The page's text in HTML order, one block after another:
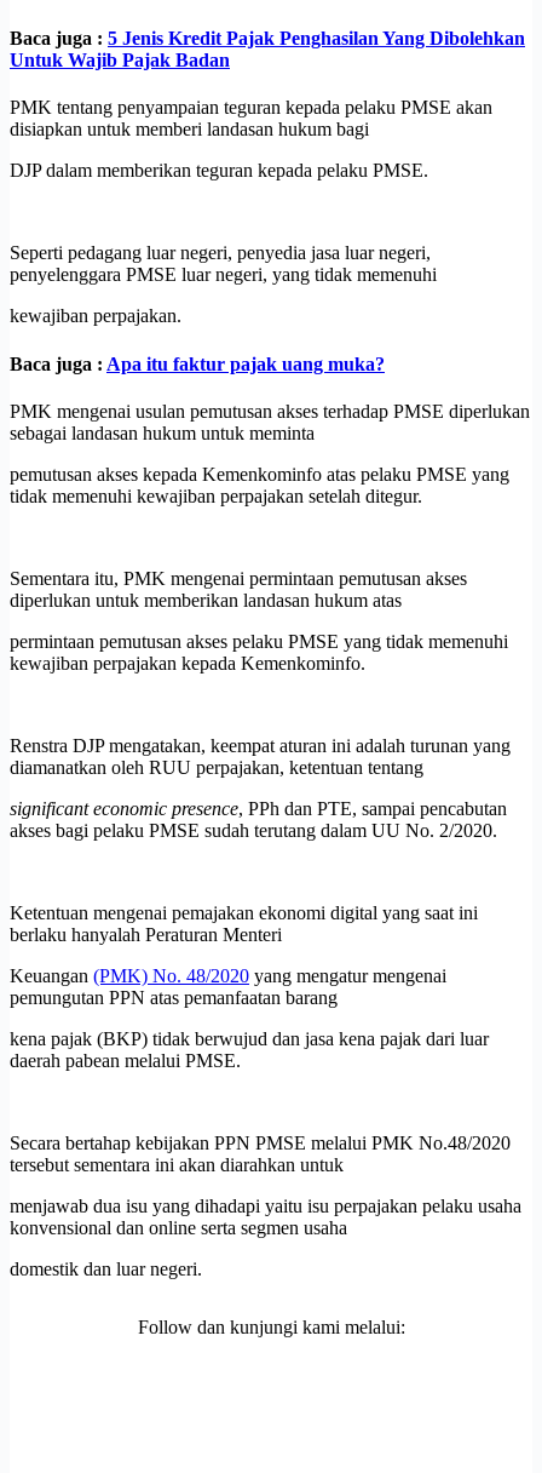
Baca juga : 5 Jenis Kredit Pajak Penghasilan Yang Dibolehkan
Untuk Wajib Pajak Badan
PMK tentang penyampaian teguran kepada pelaku PMSE akan
disiapkan untuk memberi landasan hukum bagi
DJP dalam memberikan teguran kepada pelaku PMSE.
Seperti pedagang luar negeri, penyedia jasa luar negeri,
penyelenggara PMSE luar negeri, yang tidak memenuhi
kewajiban perpajakan.
Baca juga : Apa itu faktur pajak uang muka?
PMK mengenai usulan pemutusan akses terhadap PMSE diperlukan
sebagai landasan hukum untuk meminta
pemutusan akses kepada Kemenkominfo atas pelaku PMSE yang
tidak memenuhi kewajiban perpajakan setelah ditegur.
Sementara itu, PMK mengenai permintaan pemutusan akses
diperlukan untuk memberikan landasan hukum atas
permintaan pemutusan akses pelaku PMSE yang tidak memenuhi
kewajiban perpajakan kepada Kemenkominfo.
Renstra DJP mengatakan, keempat aturan ini adalah turunan yang
diamanatkan oleh RUU perpajakan, ketentuan tentang
significant economic presence, PPh dan PTE, sampai pencabutan
akses bagi pelaku PMSE sudah terutang dalam UU No. 2/2020.
Ketentuan mengenai pemajakan ekonomi digital yang saat ini
berlaku hanyalah Peraturan Menteri
Keuangan (PMK) No. 48/2020 yang mengatur mengenai
pemungutan PPN atas pemanfaatan barang
kena pajak (BKP) tidak berwujud dan jasa kena pajak dari luar
daerah pabean melalui PMSE.
Secara bertahap kebijakan PPN PMSE melalui PMK No.48/2020
tersebut sementara ini akan diarahkan untuk
menjawab dua isu yang dihadapi yaitu isu perpajakan pelaku usaha
konvensional dan online serta segmen usaha
domestik dan luar negeri.
Follow dan kunjungi kami melalui: